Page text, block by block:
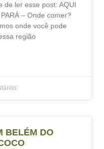
de ler esse post: AQUI
– Onde comer?
onde você pode
região
BELÉM DO